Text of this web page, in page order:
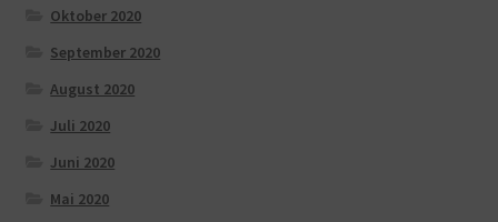
Oktober 2020
September 2020
August 2020
Juli 2020
Juni 2020
Mai 2020